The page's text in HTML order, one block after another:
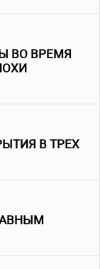
ВО ВРЕМЯ
В ТРЕХ